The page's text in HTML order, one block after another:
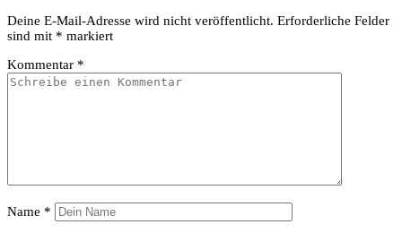
Deine E-Mail-Adresse wird nicht veröffentlicht. Erforderliche Felder
sind mit * markiert
Kommentar *
Name *